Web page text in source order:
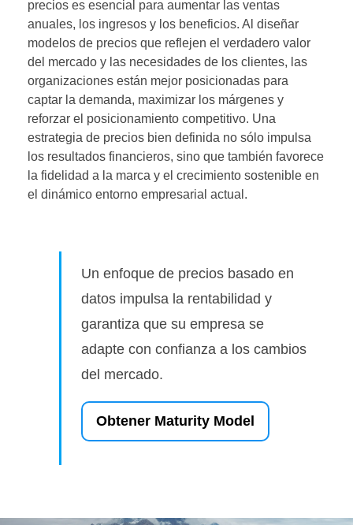
precios es esencial para aumentar las ventas
anuales, los ingresos y los beneficios. Al diseñar
modelos de precios que reflejen el verdadero valor
del mercado y las necesidades de los clientes, las
organizaciones están mejor posicionadas para
captar la demanda, maximizar los márgenes y
reforzar el posicionamiento competitivo. Una
estrategia de precios bien definida no sólo impulsa
los resultados financieros, sino que también favorece
la fidelidad a la marca y el crecimiento sostenible en
el dinámico entorno empresarial actual.
Un enfoque de precios basado en
datos impulsa la rentabilidad y
garantiza que su empresa se
adapte con confianza a los cambios
del mercado.
Obtener Maturity Model